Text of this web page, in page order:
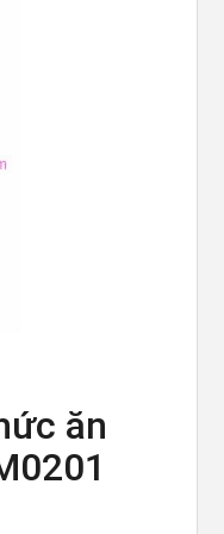
ăn